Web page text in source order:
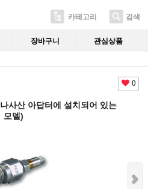
카테고리 검색
장바구니 관심상품
0
사산 아답터에 설치되어 있는
모델)